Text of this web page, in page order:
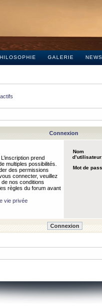
GALERIE NEWS
Connexion
prend
multiples possibilités.
des permissions
connecter, veuillez
nos conditions
règles du forum avant
vie privée
Nom
Mot de